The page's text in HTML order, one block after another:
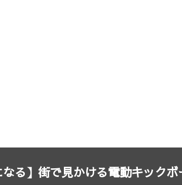
なる】街で見かける電動キック